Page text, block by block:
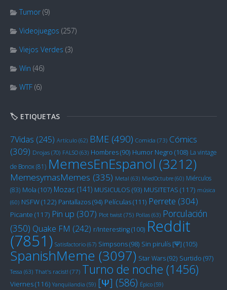
Tumor (9)
Videojuegos (257)
Viejos Verdes (3)
Win (46)
WTF (6)
🏷️ ETIQUETAS
7Vidas (245) Artículo (62) BME (490) Comida (73) Cómics
(309) Drojas (70) FALSO (63) Hombres(90) Humor Negro (108) La vintage
de Bonox(81) MemesEnEspanol (3212)
MemesymasMemes (335) Metal (63) MiedOctubre (60) Miérculos
(83) Mola (107) Mozas (141) MUSICULOS (93) MUSITETAS (117) música
(60) NSFW(122) Pantallazos(94) Películas(111) Perrete (304)
Picante (117) Pin up (307) Plot twist (75) Pollas (63) Porculación
(350) Quake FM (242) r/Interesting(100) Reddit
(7851) Satisfactorio (67) Simpsons(98) Sin pirulís [Ψ] (105)
SpanishMeme (3097) Star Wars(92) Surtido (97)
Tessa (63) That's racist! (77) Turno de noche (1456)
Viernes(116) Yanquilandia (59) [Ψ] (586) Épico (59)